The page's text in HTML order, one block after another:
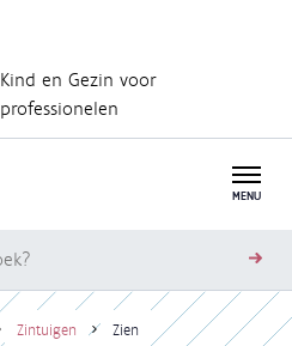
Kind en Gezin voor
professionelen
MENU
Zintuigen Zien